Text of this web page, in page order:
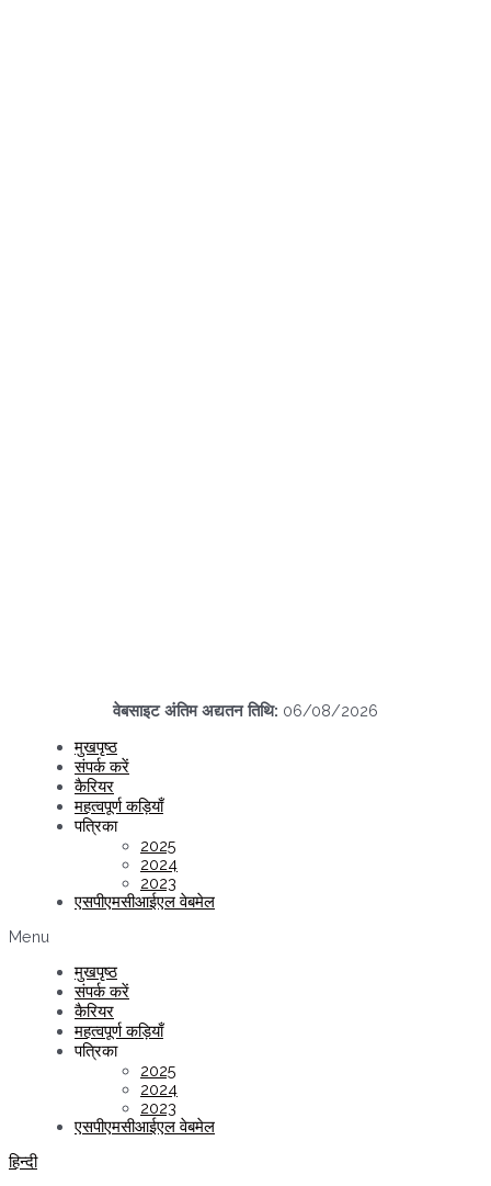
वेबसाइट अंतिम अद्यतन तिथि: 06/08/2026
मुखपृष्ठ
संपर्क करें
कैरियर
महत्वपूर्ण कड़ियाँ
पत्रिका
2025
2024
2023
एसपीएमसीआईएल वेबमेल
Menu
मुखपृष्ठ
संपर्क करें
कैरियर
महत्वपूर्ण कड़ियाँ
पत्रिका
2025
2024
2023
एसपीएमसीआईएल वेबमेल
हिन्दी